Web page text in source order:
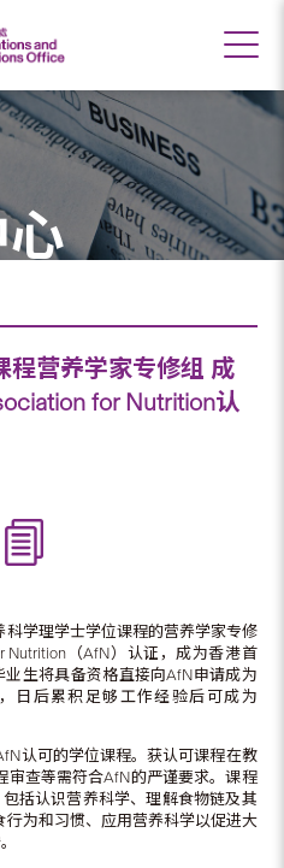
程营养学家专修组 成
for Nutrition认
学理学士学位课程的营养学家专修
Nutrition（AfN）认证，成为香港首
生将具备资格直接向AfN申请成为
，日后累积足够工作经验后可成为
认可的学位课程。获认可课程在教
审查等需符合AfN的严谨要求。课程
括认识营养科学、理解食物链及其
为和习惯、应用营养科学以促进大